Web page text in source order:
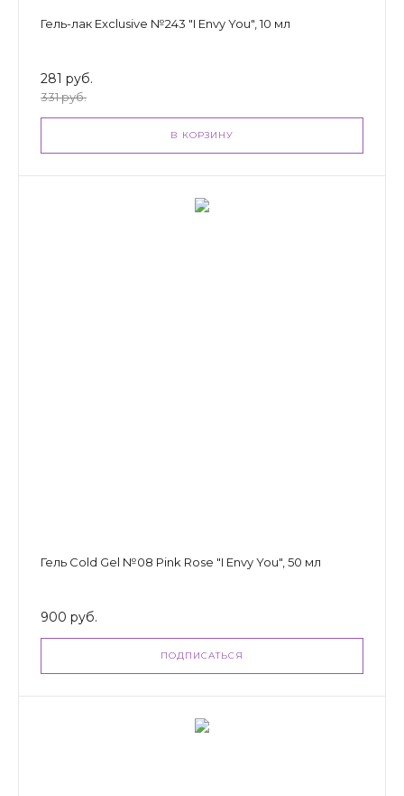
Гель-лак Exclusive №243 "I Envy You", 10 мл
281 руб.
331 руб.
В КОРЗИНУ
Гель Cold Gel №08 Pink Rose "I Envy You", 50 мл
900 руб.
ПОДПИСАТЬСЯ